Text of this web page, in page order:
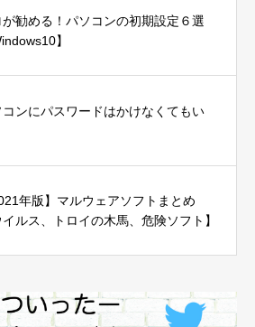
が勧める！パソコンの初期設定６選
】
コンにパスワードはかけなくてもい
年版】マルウェアソフトまとめ
イルス、トロイの木馬、危険ソフト】